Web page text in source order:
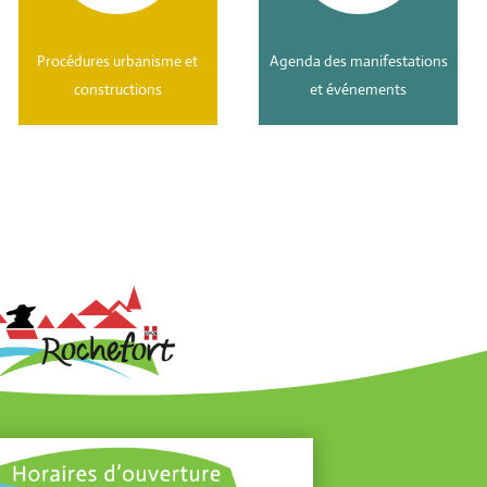
Procédures urbanisme et
constructions
Agenda des manifestations
et événements